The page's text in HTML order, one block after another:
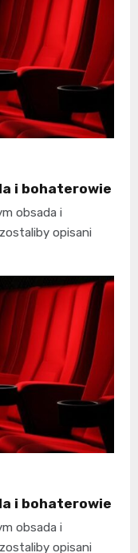
i bohaterowie
obsada i
opisani
i bohaterowie
obsada i
opisani